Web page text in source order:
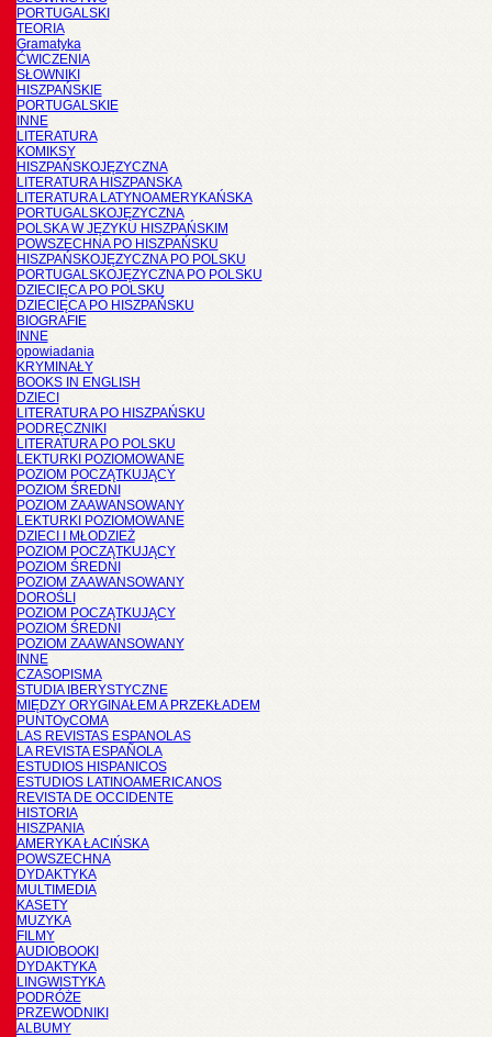
PORTUGALSKI
TEORIA
Gramatyka
ĆWICZENIA
SŁOWNIKI
HISZPAŃSKIE
PORTUGALSKIE
INNE
LITERATURA
KOMIKSY
HISZPAŃSKOJĘZYCZNA
LITERATURA HISZPANSKA
LITERATURA LATYNOAMERYKAŃSKA
PORTUGALSKOJĘZYCZNA
POLSKA W JĘZYKU HISZPAŃSKIM
POWSZECHNA PO HISZPAŃSKU
HISZPAŃSKOJĘZYCZNA PO POLSKU
PORTUGALSKOJĘZYCZNA PO POLSKU
DZIECIĘCA PO POLSKU
DZIECIĘCA PO HISZPAŃSKU
BIOGRAFIE
INNE
opowiadania
KRYMINAŁY
BOOKS IN ENGLISH
DZIECI
LITERATURA PO HISZPAŃSKU
PODRĘCZNIKI
LITERATURA PO POLSKU
LEKTURKI POZIOMOWANE
POZIOM POCZĄTKUJĄCY
POZIOM ŚREDNI
POZIOM ZAAWANSOWANY
LEKTURKI POZIOMOWANE
DZIECI I MŁODZIEŻ
POZIOM POCZĄTKUJĄCY
POZIOM ŚREDNI
POZIOM ZAAWANSOWANY
DOROŚLI
POZIOM POCZĄTKUJĄCY
POZIOM ŚREDNI
POZIOM ZAAWANSOWANY
INNE
CZASOPISMA
STUDIA IBERYSTYCZNE
MIĘDZY ORYGINAŁEM A PRZEKŁADEM
PUNTOyCOMA
LAS REVISTAS ESPANOLAS
LA REVISTA ESPAÑOLA
ESTUDIOS HISPANICOS
ESTUDIOS LATINOAMERICANOS
REVISTA DE OCCIDENTE
HISTORIA
HISZPANIA
AMERYKA ŁACIŃSKA
POWSZECHNA
DYDAKTYKA
MULTIMEDIA
KASETY
MUZYKA
FILMY
AUDIOBOOKI
DYDAKTYKA
LINGWISTYKA
PODRÓŻE
PRZEWODNIKI
ALBUMY